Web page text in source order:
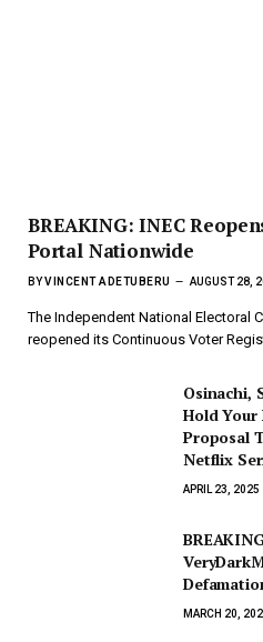
BREAKING: INEC
Portal Nationwide
BYVINCENT ADETUBERU AUGUST 28,
The Independent National Electoral
reopened its Continuous Voter
Osinachi,
Hold Your
Proposal
Netflix
APRIL 23, 2025
MARCH 20,